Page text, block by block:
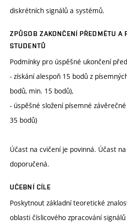
diskrétních signálů a systémů.
ZPŮSOB ZAKONČENÍ PŘEDMĚTU A
STUDENTŮ
Podmínky pro úspěšné ukončení
- získání alespoň 15 bodů z
bodů, min. 15 bodů),
- úspěšné složení písemné
35 bodů)
Účast na cvičení je povinná. Účast
doporučená.
UČEBNÍ CÍLE
Poskytnout základní teoretické
oblasti číslicového zpracování